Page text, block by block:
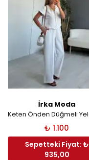
İrka Moda
₺ 1.100
Sepetteki Fiyat: ₺
935,00